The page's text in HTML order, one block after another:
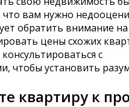
что вам нужно
обратить внимание
цены схожих
с
чтобы установить
квартиру к